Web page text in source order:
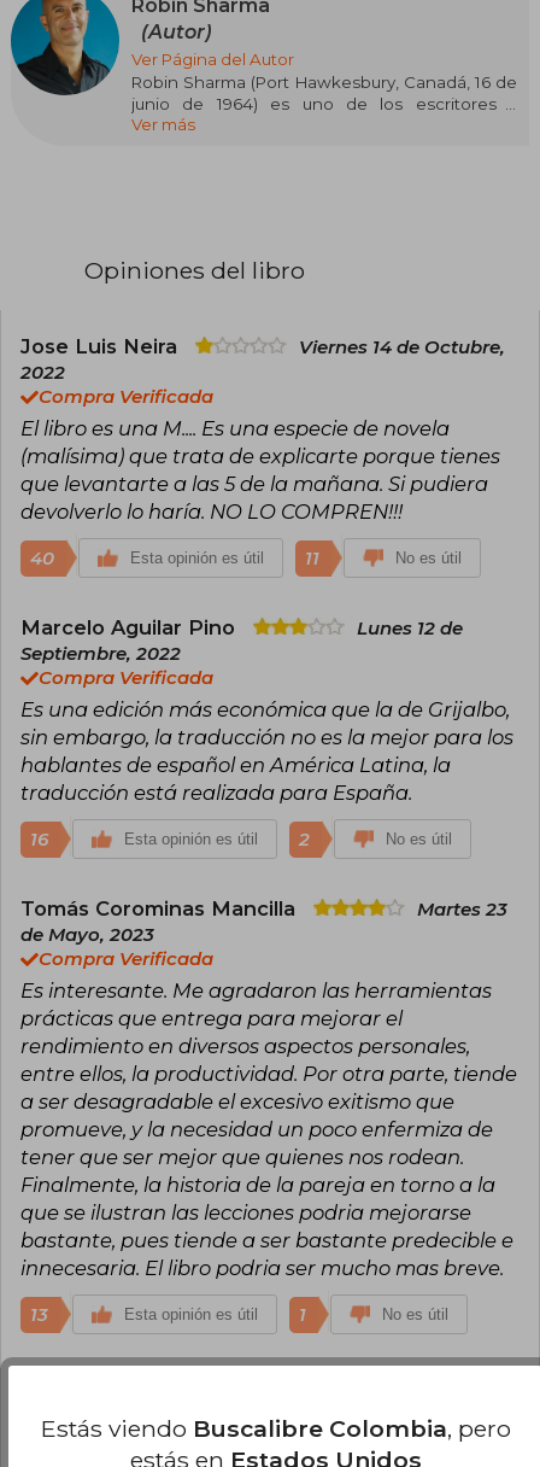
Robin Sharma
(Autor)
Ver Página del Autor
Robin Sharma (Port Hawkesbury, Canadá, 16 de
junio de 1964) es uno de los escritores y
conferencistas más influyentes en liderazgo y
formación en liderazgo. Su salto a la fama llegó
fenómeno internacional y ha sido traducida a
millones de ejemplares en más de 75 países.
A lo largo de su carrera, Sharma ha publicado
otros best sellers como El club de las 5 de la
mañana (2018), El líder que no tenía cargo,
Quién llorará cuando mueras, Guía de grandeza,
El santo, el surfista y el CEO, y Cartas secretas
del monje que vendió su Ferrari,
consolidándose como referente en hábitos,
disciplina y transformación personal. Sharma ha
distinguido con reconocimientos como el
Golden Gavel Award de Toastmasters
International. Elegido entre los cinco mejores
expertos en liderazgo global y en el Top 30 de
Global Gurus Leadership Professionals, su
mensaje ha impactado a líderes, empresarios y
lectores de todo el mundo.
Ver más
Opiniones del libro
Jose Luis Neira
Viernes 14 de Octubre,
2022
Compra Verificada
El libro es una M.... Es una especie de novela
(malísima) que trata de explicarte porque tienes
que levantarte a las 5 de la mañana. Si pudiera
devolverlo lo haría. NO LO COMPREN!!!
40 Esta opinión es útil 11 No es útil
Marcelo Aguilar Pino
Lunes 12 de
Septiembre, 2022
Compra Verificada
Es una edición más económica que la de Grijalbo,
sin embargo, la traducción no es la mejor para los
hablantes de español en América Latina, la
traducción está realizada para España.
16 Esta opinión es útil 2 No es útil
Tomás Corominas Mancilla
Martes 23
de Mayo, 2023
Compra Verificada
Es interesante. Me agradaron las herramientas
prácticas que entrega para mejorar el
rendimiento en diversos aspectos personales,
entre ellos, la productividad. Por otra parte, tiende
a ser desagradable el excesivo exitismo que
promueve, y la necesidad un poco enfermiza de
tener que ser mejor que quienes nos rodean.
Finalmente, la historia de la pareja en torno a la
que se ilustran las lecciones podria mejorarse
bastante, pues tiende a ser bastante predecible e
innecesaria. El libro podria ser mucho mas breve.
13 Esta opinión es útil 1 No es útil
Compra Verificada
Estás viendo Buscalibre Colombia, pero
estás en Estados Unidos